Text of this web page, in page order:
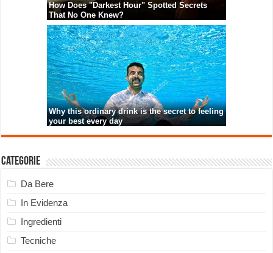
Categorie
Da Bere
In Evidenza
Ingredienti
Tecniche